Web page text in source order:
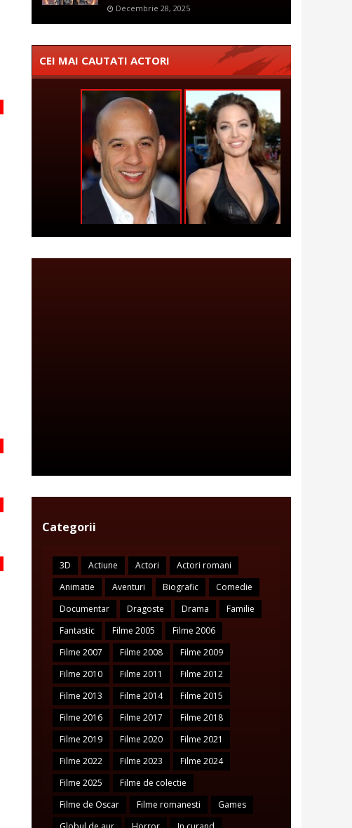
Decembrie 28, 2025
CEI MAI CAUTATI ACTORI
Categorii
3D Actiune Actori
Actori romani
Animatie
Aventuri Biografic
Comedie
Documentar
Dragoste Drama
Familie
Fantastic
Filme 2005
Filme 2006
Filme 2007
Filme 2008
Filme 2009
Filme 2010
Filme 2011
Filme 2012
Filme 2013
Filme 2014
Filme 2015
Filme 2016
Filme 2017
Filme 2018
Filme 2019
Filme 2020
Filme 2021
Filme 2022
Filme 2023
Filme 2024
Filme 2025
Filme de colectie
Filme de Oscar
Filme romanesti
Games